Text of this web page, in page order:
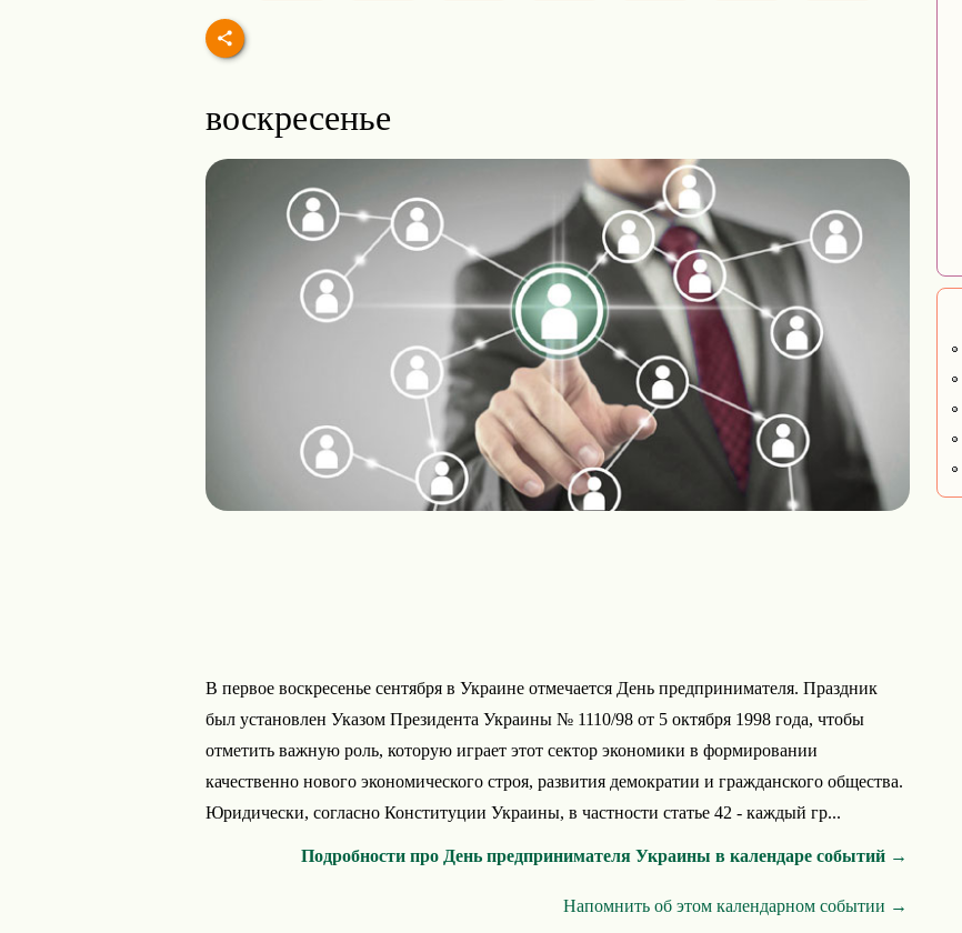
воскресенье
В первое воскресенье сентября в Украине отмечается День предпринимателя. Праздник
был установлен Указом Президента Украины № 1110/98 от 5 октября 1998 года, чтобы
отметить важную роль, которую играет этот сектор экономики в формировании
качественно нового экономического строя, развития демократии и гражданского общества.
Юридически, согласно Конституции Украины, в частности статье 42 - каждый гр...
Подробности про День предпринимателя Украины в календаре событий →
Напомнить об этом календарном событии →